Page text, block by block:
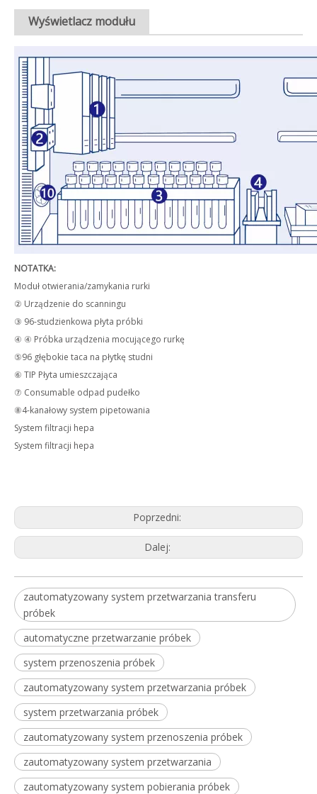
Wyświetlacz modułu
NOTATKA:
Moduł otwierania/zamykania rurki
② Urządzenie do scanningu
③ 96-studzienkowa płyta próbki
④ ④ Próbka urządzenia mocującego rurkę
⑤96 głębokie taca na płytkę studni
⑥ TIP Płyta umieszczająca
⑦ Consumable odpad pudełko
⑧4-kanałowy system pipetowania
System filtracji hepa
System filtracji hepa
Poprzedni:
Dalej:
zautomatyzowany system przetwarzania transferu
próbek
automatyczne przetwarzanie próbek
system przenoszenia próbek
zautomatyzowany system przetwarzania próbek
system przetwarzania próbek
zautomatyzowany system przenoszenia próbek
zautomatyzowany system przetwarzania
zautomatyzowany system pobierania próbek